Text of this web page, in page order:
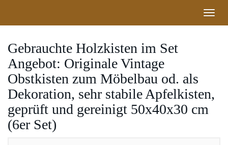
main
Gebrauchte Holzkisten im Set
Angebot: Originale Vintage
Obstkisten zum Möbelbau od. als
Dekoration, sehr stabile Apfelkisten,
geprüft und gereinigt 50x40x30 cm
(6er Set)